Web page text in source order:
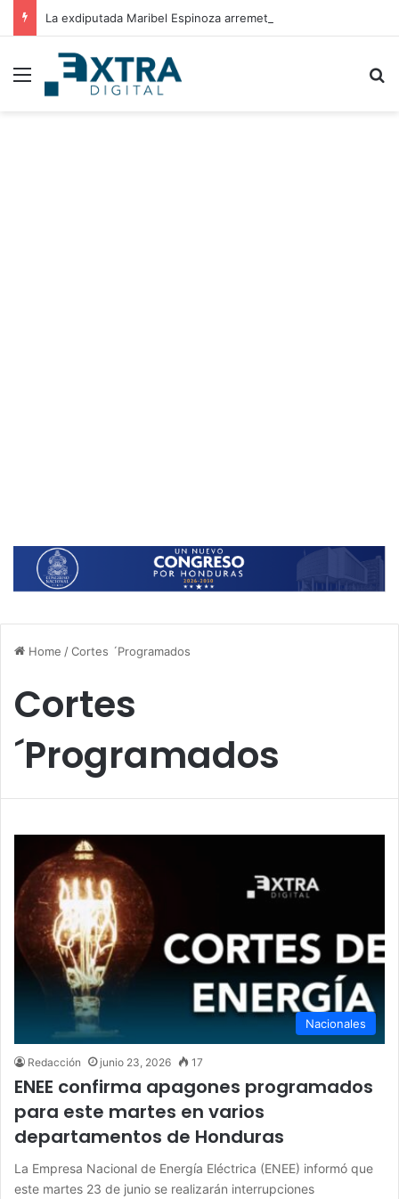
Menu
Home /Cortes ´Programados
Cortes
´Programados
Nacionales
Redacción junio 23, 2026 17
ENEE confirma apagones programados
para este martes en varios
departamentos de Honduras
La Empresa Nacional de Energía Eléctrica (ENEE) informó que
este martes 23 de junio se realizarán interrupciones